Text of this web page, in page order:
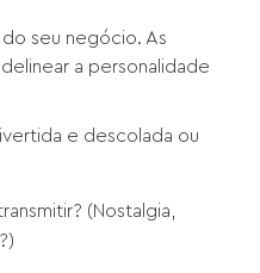
seu negócio. As
a personalidade
e descolada ou
(Nostalgia,